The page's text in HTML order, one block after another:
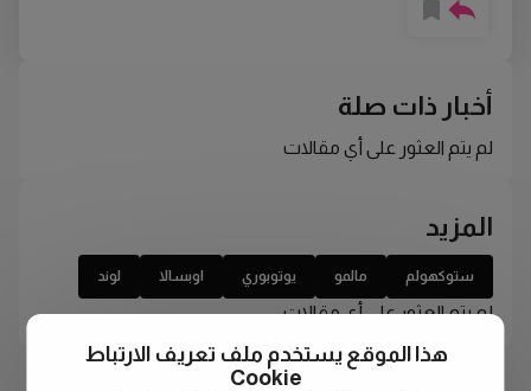
أخبار ذات صلة
لم يتم العثور على أي مقالات
المزيد
ستوكهولم مالمو يوتوبوري اوبسالا لوند
لم يتم العثور على أي مقالات
هذا الموقع يستخدم ملف تعريف الارتباط
Cookie